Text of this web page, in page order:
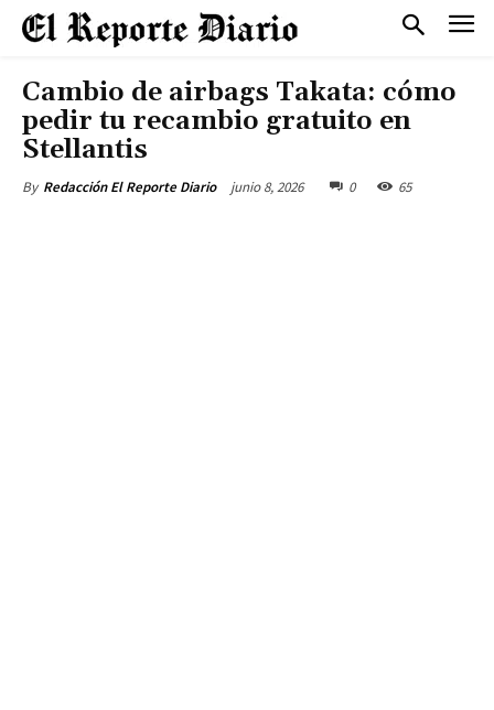
Cambio de airbags Takata: cómo
pedir tu recambio gratuito en
Stellantis
By Redacción El Reporte Diario junio 8, 2026 0 65